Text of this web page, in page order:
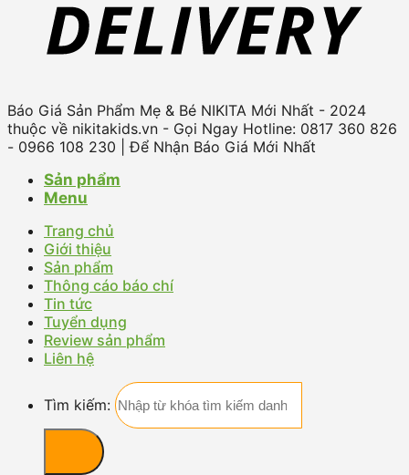
Báo Giá Sản Phẩm Mẹ & Bé NIKITA Mới Nhất - 2024
thuộc về nikitakids.vn - Gọi Ngay Hotline: 0817 360 826
- 0966 108 230 | Để Nhận Báo Giá Mới Nhất
Sản phẩm
Menu
Trang chủ
Giới thiệu
Sản phẩm
Thông cáo báo chí
Tin tức
Tuyển dụng
Review sản phẩm
Liên hệ
Tìm kiếm: